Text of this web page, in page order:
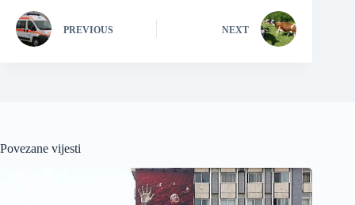
PREVIOUS NEXT
Povezane vijesti